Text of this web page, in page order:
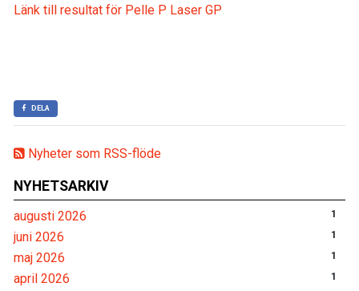
Nyheter som RSS-flöde
NYHETSARKIV
augusti 2026 1
juni 2026 1
maj 2026 1
april 2026 1
Länk till resultat för Pelle P Laser GP
DELA